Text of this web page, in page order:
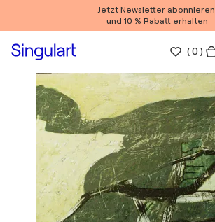
Jetzt Newsletter abonnieren
und 10 % Rabatt erhalten
(0 )